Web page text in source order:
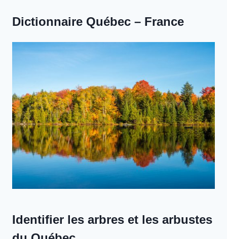
Dictionnaire Québec – France
Identifier les arbres et les arbustes